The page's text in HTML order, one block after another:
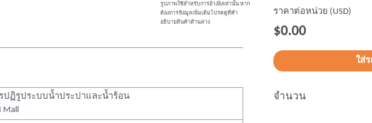
รูปภาพใช้สำหรับการอ้างอิงเท่านั้น หาก
ต้องการข้อมูลเพิ่มเติมโปรดดูที่คำ
อธิบายสินค้าด้านล่าง
ปฏิรูประบบน้ำประปาและน้ำร้อน
Mall
ราคาต่อหน่วย (USD)
$0.00
จำนวน